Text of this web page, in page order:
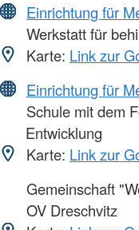
Einrichtung für
Werkstatt für
Karte: Link zur
Einrichtung für
Schule mit dem
Entwicklung
Karte: Link zur
Gemeinschaft
OV Dreschvitz